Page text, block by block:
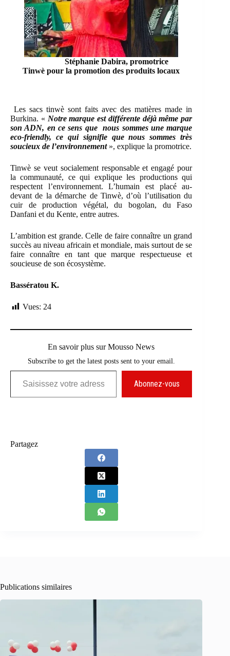
Stéphanie Dabira, promotrice
Tinwè pour la promotion des produits locaux
Les sacs tinwè sont faits avec des matières made in
Burkina. « Notre marque est différente déjà même par
son ADN, en ce sens que nous sommes une marque
eco-friendly, ce qui signifie que nous sommes très
soucieux de l’environnement», explique la promotrice.
Tinwè se veut socialement responsable et engagé pour
la communauté, ce qui explique les productions qui
respectent l’environnement. L’humain est placé au-
devant de la démarche de Tinwè, d’où l’utilisation du
cuir de production végétal, du bogolan, du Faso
Danfani et du Kente, entre autres.
L’ambition est grande. Celle de faire connaître un grand
succès au niveau africain et mondiale, mais surtout de se
faire connaître en tant que marque respectueuse et
soucieuse de son écosystème.
Bassératou K.
Vues: 24
En savoir plus sur Mousso News
Subscribe to get the latest posts sent to your email.
Saisissez votre adresse e-mail…
Abonnez-vous
Partagez
Publications similaires